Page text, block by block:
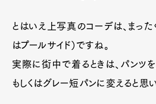
とはいえ上写真のコーデは、まった
はプールサイド）ですね。
実際に街中で着るときは、パンツ
もしくはグレー短パンに変えると思い